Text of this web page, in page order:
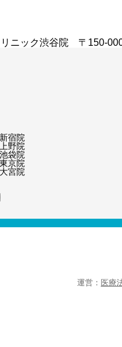
ニック渋谷院 〒150-
宿院
野院
袋院
京院
宮院
運営： 医療